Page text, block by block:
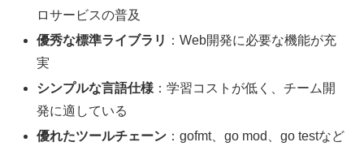
ロサービスの普及
優秀な標準ライブラリ ：Web開発に必要な機能が充
実
シンプルな言語仕様 ：学習コストが低く、チーム開
発に適している
優れたツールチェーン ：gofmt、go mod、go testなど